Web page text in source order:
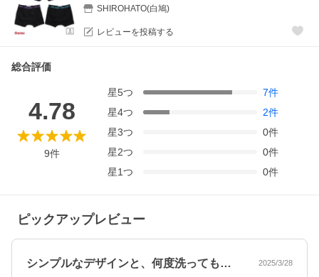
SHIROHATO(白鳩)
レビューを投稿する
総合評価
4.78
9件
星5つ 7件
星4つ 2件
星3つ 0件
星2つ 0件
星1つ 0件
ピックアップレビュー
シンプルなデザインと、何度洗ってもヘタ… 2025/3/28